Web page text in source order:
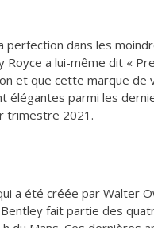
perfection dans les
a lui-même dit «
et que cette marque
parmi les
trimestre 2021.
a été créée par Walter
Bentley fait partie des